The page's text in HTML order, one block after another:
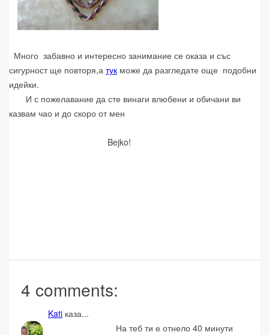
Много забавно и интересно занимание се оказа и със
сигурност ще повторя,а тук може да разгледате още подобни
идейки.
И с пожелавание да сте винаги влюбени и обичани ви
казвам чао и до скоро от мен
Bejko!
4 comments:
Kati каза...
На теб ти е отнело 40 минути